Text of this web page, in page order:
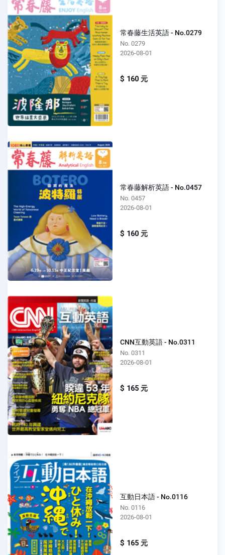
常春藤生活英語 - No.0279
No. 0279
2026-08-01
$ 160 元
常春藤解析英語 - No.0457
No. 0457
2026-08-01
$ 160 元
CNN互動英語 - No.0311
No. 0311
2026-08-01
$ 165 元
互動日本語 - No.0116
No. 0116
2026-08-01
$ 165 元